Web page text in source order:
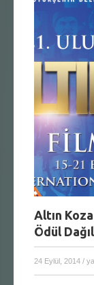
Altın
Ödül
24 Eylül, 2014 /